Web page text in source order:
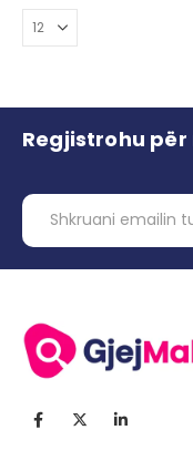
Regjistrohu